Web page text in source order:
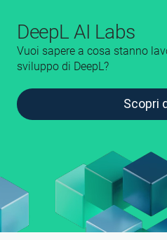
DeepL AI Labs
Vuoi sapere a cosa stanno
sviluppo di DeepL?
Scopri